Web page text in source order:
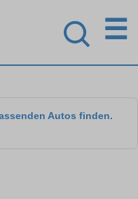
☰
Autos finden.